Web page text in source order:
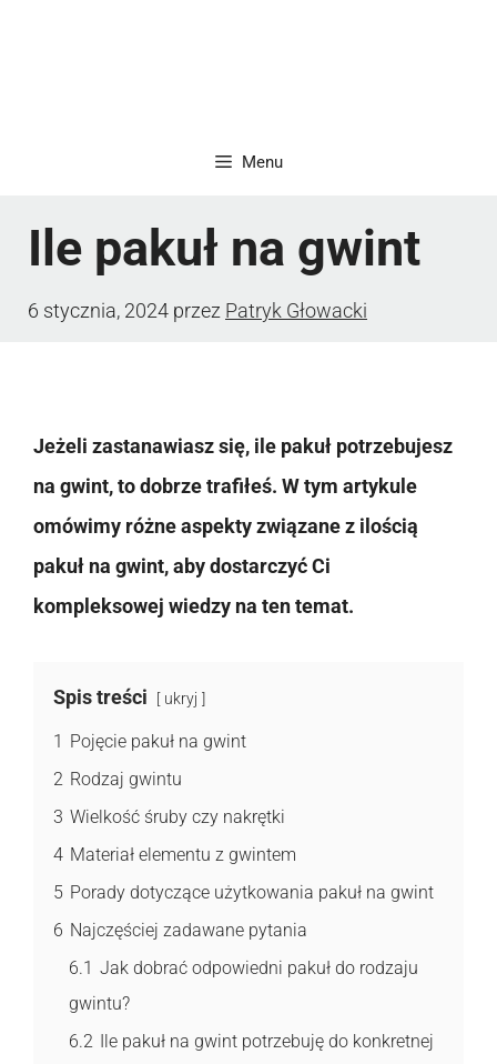
Menu
Ile pakuł na gwint
6 stycznia, 2024 przez Patryk Głowacki
Jeżeli zastanawiasz się, ile pakuł potrzebujesz
na gwint, to dobrze trafiłeś. W tym artykule
omówimy różne aspekty związane z ilością
pakuł na gwint, aby dostarczyć Ci
kompleksowej wiedzy na ten temat.
Spis treści ukryj
1 Pojęcie pakuł na gwint
2 Rodzaj gwintu
3 Wielkość śruby czy nakrętki
4 Materiał elementu z gwintem
5 Porady dotyczące użytkowania pakuł na gwint
6 Najczęściej zadawane pytania
6.1 Jak dobrać odpowiedni pakuł do rodzaju
gwintu?
6.2 Ile pakuł na gwint potrzebuję do konkretnej